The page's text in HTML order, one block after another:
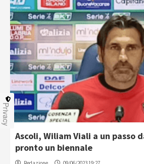
Ascoli, Wiliam Viali a un passo
pronto un biennale
Privacy